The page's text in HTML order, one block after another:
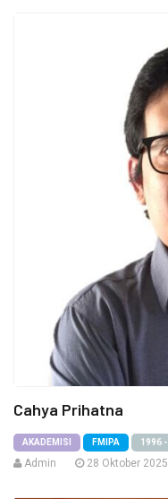
Cahya Prihatna
AKADEMISI FMIPA 1996
Admin 28 Oktober 2025